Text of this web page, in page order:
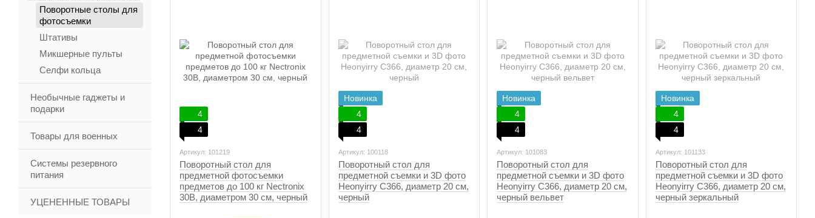
4
4
Артикул: 101219
Поворотный стол для
предметной фотосъемки
предметов до 100 кг Nectronix
30B, диаметром 30 см, черный
Новинка
4
4
Артикул: 100118
Поворотный стол для
предметной съемки и 3D фото
Heonyirry C366, диаметр 20 см,
черный
Новинка
4
4
Артикул: 101083
Поворотный стол для
предметной съемки и 3D фото
Heonyirry C366, диаметр 20 см,
черный вельвет
Новинка
4
4
Артикул: 101133
Поворотный стол для
предметной съемки и 3D фото
Heonyirry C366, диаметр 20 см,
черный зеркальный
Поворотные столы для
фотосъемки
Штативы
Микшерные пульты
Селфи кольца
Необычные гаджеты и
подарки
Товары для военных
Системы резервного
питания
УЦЕНЕННЫЕ ТОВАРЫ